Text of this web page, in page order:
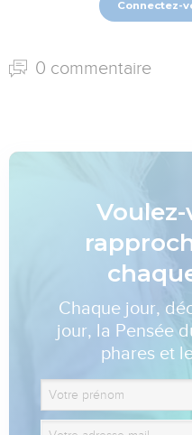
Connectez-
0 commentaire
Chaque jour,
jour, la Pensée
phares et